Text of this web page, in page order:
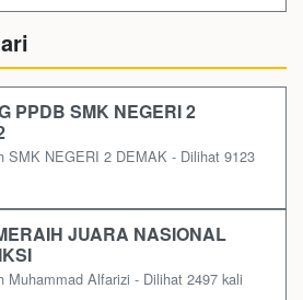
PPDB SMK NEGERI 2
SMK NEGERI 2 DEMAK - Dilihat 9123
JUARA NASIONAL
Muhammad Alfarizi - Dilihat 2497 kali